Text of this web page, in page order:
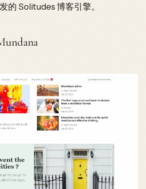
的 Solitudes 博客引擎。